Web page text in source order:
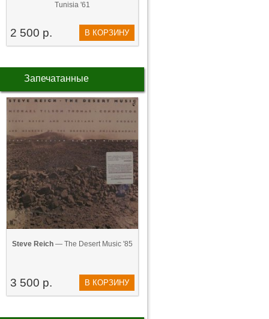
Tunisia '61
2 500 р. В КОРЗИНУ
Запечатанные
Steve Reich — The Desert Music '85
3 500 р. В КОРЗИНУ